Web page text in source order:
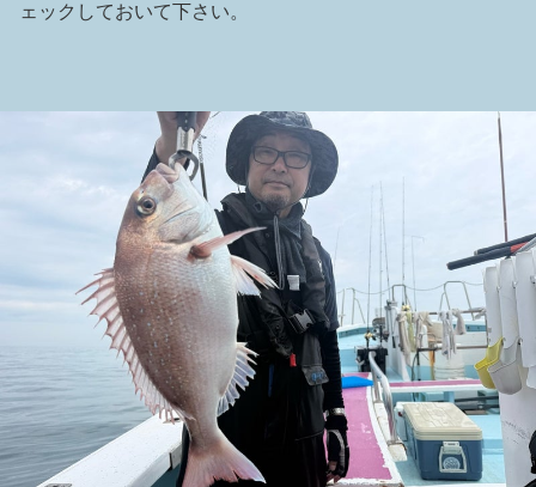
ェックしておいて下さい。